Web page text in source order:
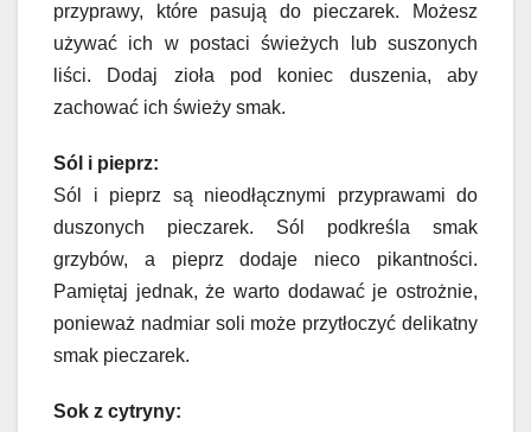
przyprawy, które pasują do pieczarek. Możesz
używać ich w postaci świeżych lub suszonych
liści. Dodaj zioła pod koniec duszenia, aby
zachować ich świeży smak.
Sól i pieprz:
Sól i pieprz są nieodłącznymi przyprawami do
duszonych pieczarek. Sól podkreśla smak
grzybów, a pieprz dodaje nieco pikantności.
Pamiętaj jednak, że warto dodawać je ostrożnie,
ponieważ nadmiar soli może przytłoczyć delikatny
smak pieczarek.
Sok z cytryny: